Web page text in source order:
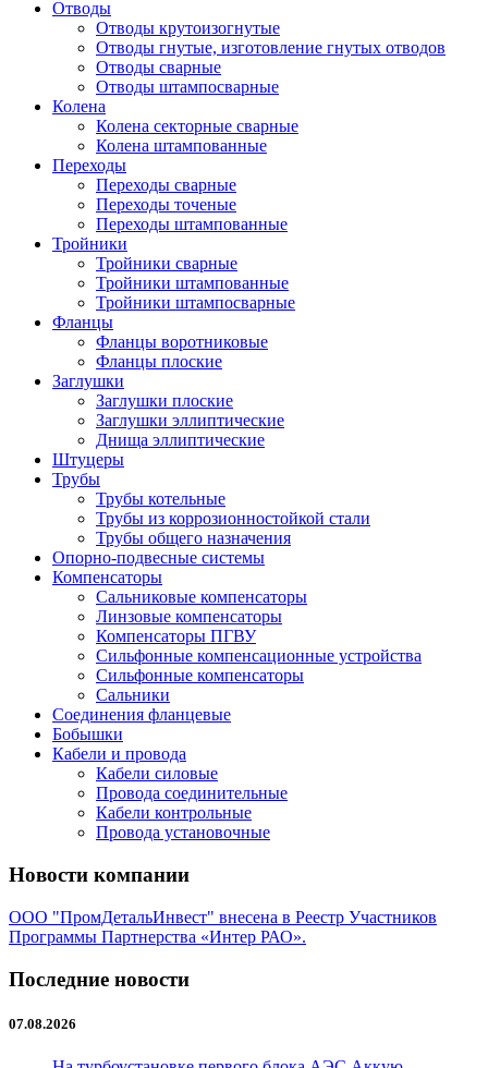
Отводы
Отводы крутоизогнутые
Отводы гнутые, изготовление гнутых отводов
Отводы сварные
Отводы штампосварные
Колена
Колена секторные сварные
Колена штампованные
Переходы
Переходы сварные
Переходы точеные
Переходы штампованные
Тройники
Тройники сварные
Тройники штампованные
Тройники штампосварные
Фланцы
Фланцы воротниковые
Фланцы плоские
Заглушки
Заглушки плоские
Заглушки эллиптические
Днища эллиптические
Штуцеры
Трубы
Трубы котельные
Трубы из коррозионностойкой стали
Трубы общего назначения
Опорно-подвесные системы
Компенсаторы
Сальниковые компенсаторы
Линзовые компенсаторы
Компенсаторы ПГВУ
Сильфонные компенсационные устройства
Сильфонные компенсаторы
Сальники
Соединения фланцевые
Бобышки
Кабели и провода
Кабели силовые
Провода соединительные
Кабели контрольные
Провода установочные
Новости компании
ООО "ПромДетальИнвест" внесена в Реестр Участников
Программы Партнерства «Интер РАО».
Последние новости
07.08.2026